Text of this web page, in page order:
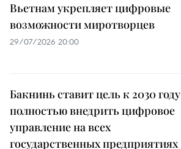
Вьетнам укрепляет цифровые
возможности миротворцев
29/07/2026 20:00
Бакнинь ставит цель к 2030 году
полностью внедрить цифровое
управление на всех
государственных предприятиях